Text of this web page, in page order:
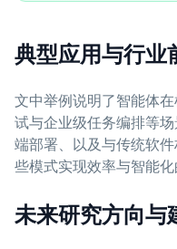
典型应用与行业
文中举例说明了智能体
试与企业级任务编排等
端部署、以及与传统软
些模式实现效率与智能化
未来研究方向与